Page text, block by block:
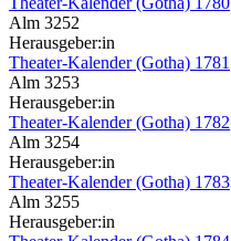
Alm 3252
Herausgeber:in
Theater-Kalender (Gotha) 1781
Alm 3253
Herausgeber:in
Theater-Kalender (Gotha) 1782
Alm 3254
Herausgeber:in
Theater-Kalender (Gotha) 1783
Alm 3255
Herausgeber:in